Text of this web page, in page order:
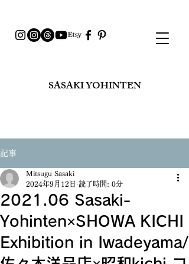
SASAKI YOHINTEN​
記事
2021.06 Sasaki-
Yohinten×SHOWA KICHI
Exhibition in Iwadeyama/
Mitsugu Sasaki
2024年9月12日 読了時間: 0分